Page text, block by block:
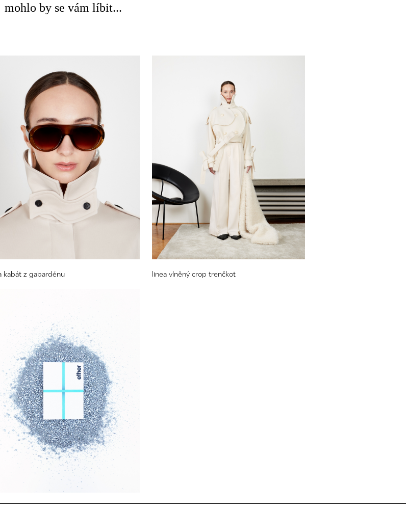
mohlo by se vám líbit...
kabát z gabardénu linea vlněný crop trenčkot